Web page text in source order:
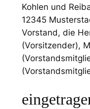
Kohlen und
12345
Vorstand, die
(Vorsitzender),